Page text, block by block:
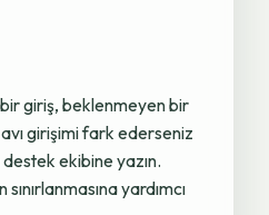
bir giriş, beklenmeyen bir
girişimi fark ederseniz
ekibine yazın.
yardımcı